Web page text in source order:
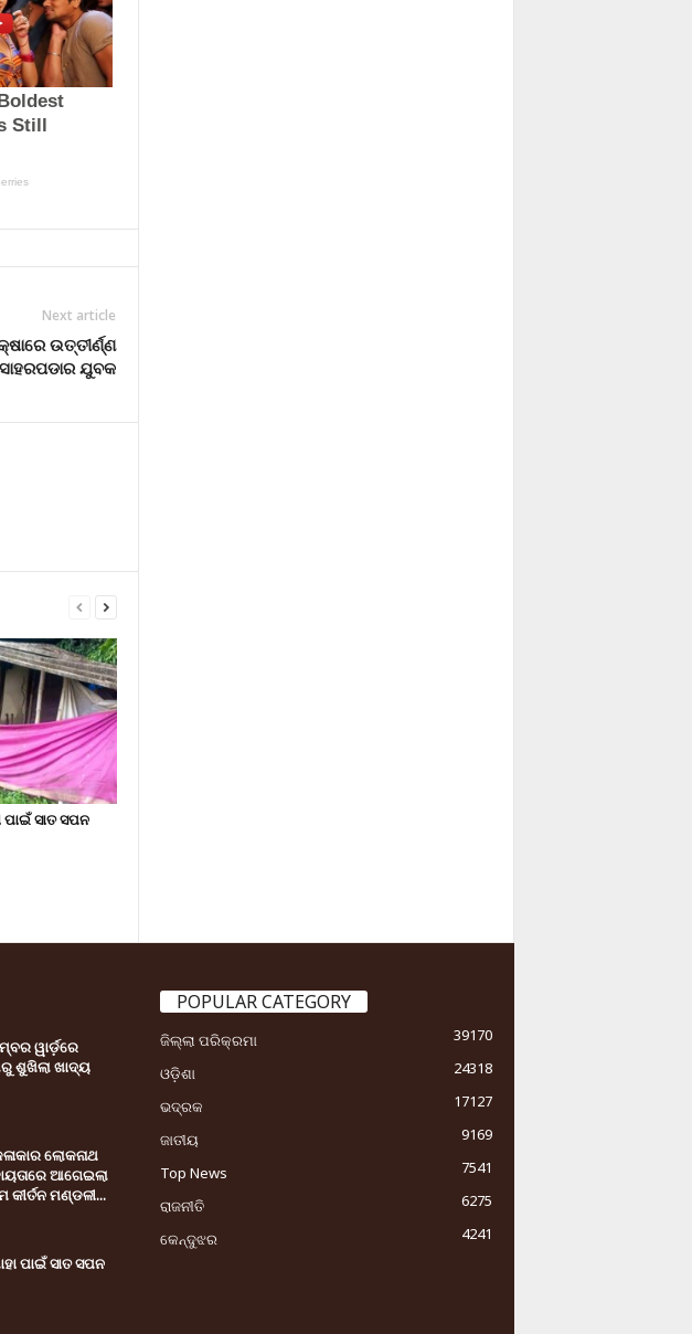
Next article
ଉତ୍ତୀର୍ଣ୍ଣ
ଯୁବକ
ପାଇଁ ସାତ ସପନ
ୱାର୍ଡ଼ରେ
ଶୁଖିଲା ଖାଦ୍ୟ
ଲୋକନାଥ
ଆଗେଇଲା
କୀର୍ତନ ମଣ୍ଡଳୀ...
ପାଇଁ ସାତ ସପନ
POPULAR CATEGORY
ଜିଲ୍ଲା ପରିକ୍ରମା
39170
ଓଡ଼ିଶା
24318
ଭଦ୍ରକ
17127
ଜାତୀୟ
9169
Top News
7541
ରାଜନୀତି
6275
କେନ୍ଦୁଝର
4241